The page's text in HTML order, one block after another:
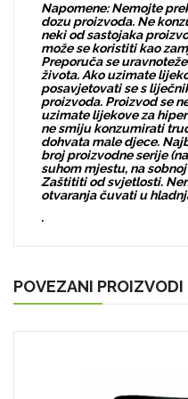
Napomene: Nemojte
dozu proizvoda. Ne
neki od sastojaka
može se koristiti kao
Preporuča se
života. Ako uzimate
posavjetovati se s
proizvoda. Proizvod se
uzimate lijekove za
ne smiju konzumirati
dohvata male djece.
broj proizvodne serije
suhom mjestu, na
Zaštititi od svjetlosti.
otvaranja čuvati u
.
POVEZANI PROIZVODI